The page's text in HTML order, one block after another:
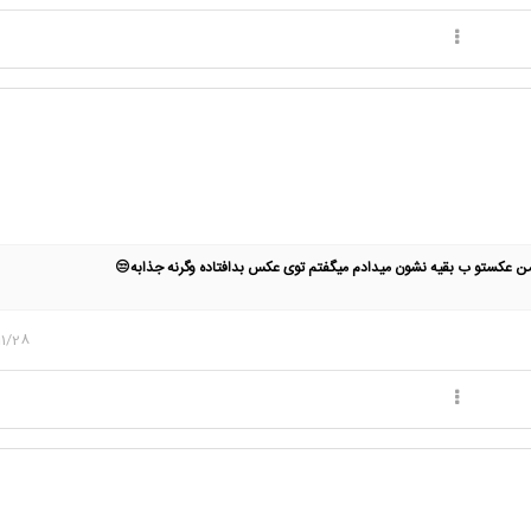
ب بقیه نشون میدادم میگفتم توی عکس بدافتاده وگرنه جذابه😒
28